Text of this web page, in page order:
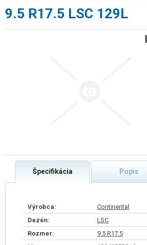
9.5 R17.5 LSC 129L
Špecifikácia Popis
Výrobca:
Continental
Dezén:
LSC
Rozmer:
9.5 R17.5